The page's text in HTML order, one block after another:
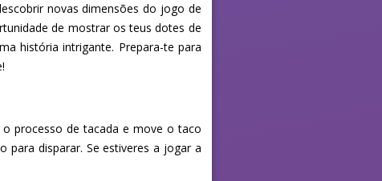
novas dimensões do jogo de
de mostrar os teus dotes de
história intrigante. Prepara-te para
processo de tacada e move o taco
para disparar. Se estiveres a jogar a